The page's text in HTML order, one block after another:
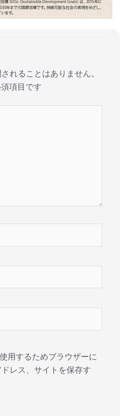
れることはありません。
項目です
用するためブラウザーに
レス、サイトを保存す